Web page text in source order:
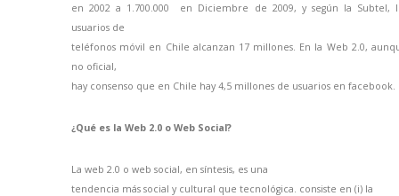
en2002 a 1.700.000 en Diciembre de 2009, y según la Subtel,
usuarios de
teléfonos móvil en Chile alcanzan 17 millones. En la Web 2.0,
no oficial,
hay consenso que en Chile hay 4,5 millones de usuarios en facebook.
¿Qué es la Web 2.0 o Web Social?
La web 2.0 o web social, en síntesis, es una
tendencia más social y cultural que tecnológica. consiste en (i) la